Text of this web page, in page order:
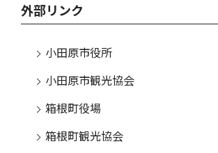
外部リンク
小田原市役所
小田原市観光協会
箱根町役場
箱根町観光協会